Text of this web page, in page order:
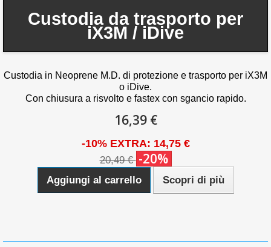
Custodia da trasporto per
iX3M / iDive
Custodia in Neoprene M.D. di protezione e trasporto per iX3M
o iDive.
Con chiusura a risvolto e fastex con sgancio rapido.
16,39 €
-10% EXTRA: 14,75 €
20,49 € -20%
Aggiungi al carrello Scopri di più